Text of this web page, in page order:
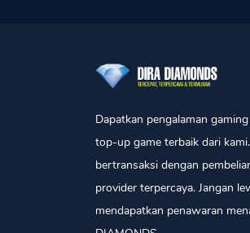
Dapatkan pengalaman
top-up game terbaik dari
bertransaksi dengan
provider terpercaya. Jangan
mendapatkan penawaran